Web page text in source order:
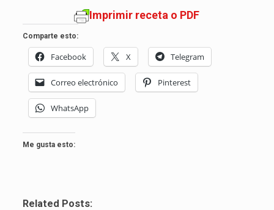
Imprimir receta o PDF
Comparte esto:
Facebook X Telegram
Correo electrónico Pinterest
WhatsApp
Me gusta esto:
Related Posts: